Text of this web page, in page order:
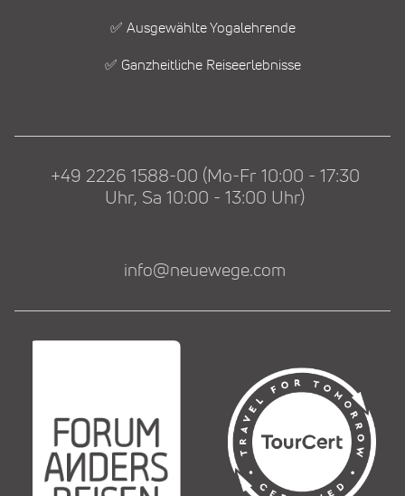
✅ Ausgewählte Yogalehrende
✅ Ganzheitliche Reiseerlebnisse
+49 2226 1588-00 (Mo-Fr 10:00 - 17:30
Uhr, Sa 10:00 - 13:00 Uhr)
info@neuewege.com